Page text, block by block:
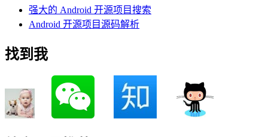
强大的 Android 开源项目搜索
Android 开源项目源码解析
找到我